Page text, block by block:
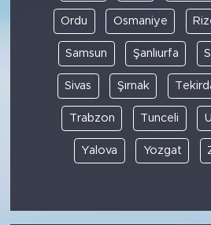
Ordu Osmaniye
Samsun Şanlıurfa
Sivas Şırnak
Trabzon Tunceli
Yalova Yozgat